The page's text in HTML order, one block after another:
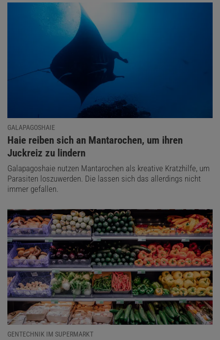
GALAPAGOSHAIE
:
Haie reiben sich an Mantarochen, um ihren
Juckreiz zu lindern
Galapagoshaie nutzen Mantarochen als kreative Kratzhilfe, um
Parasiten loszuwerden. Die lassen sich das allerdings nicht
immer gefallen.
GENTECHNIK IM SUPERMARKT